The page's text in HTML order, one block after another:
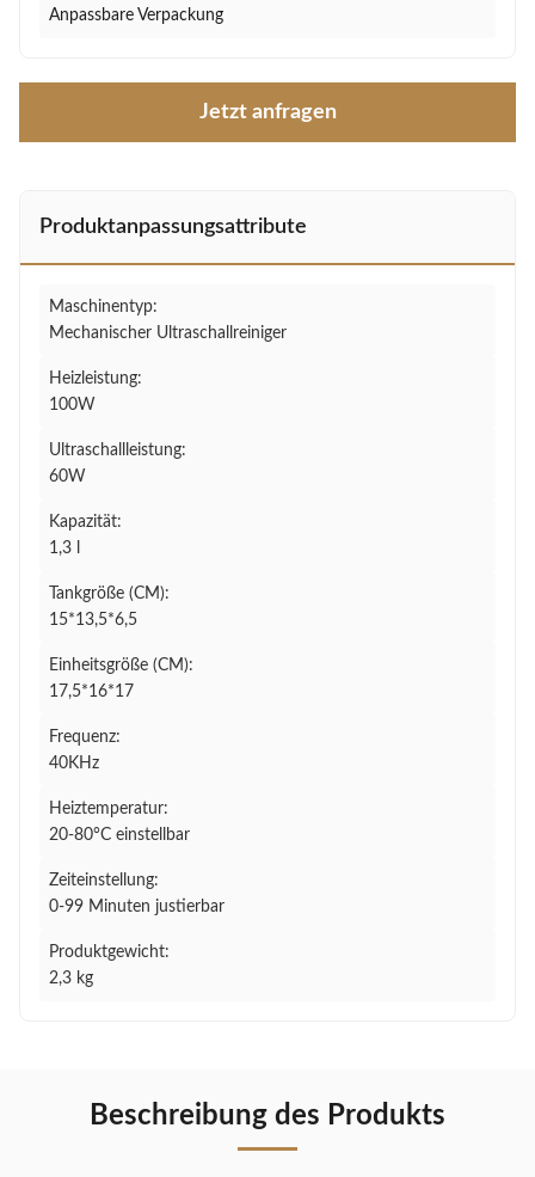
Anpassbare Verpackung
Jetzt anfragen
Produktanpassungsattribute
Maschinentyp:
Mechanischer Ultraschallreiniger
Heizleistung:
100W
Ultraschallleistung:
60W
Kapazität:
1,3 l
Tankgröße (CM):
15*13,5*6,5
Einheitsgröße (CM):
17,5*16*17
Frequenz:
40KHz
Heiztemperatur:
20-80°C einstellbar
Zeiteinstellung:
0-99 Minuten justierbar
Produktgewicht:
2,3 kg
Beschreibung des Produkts